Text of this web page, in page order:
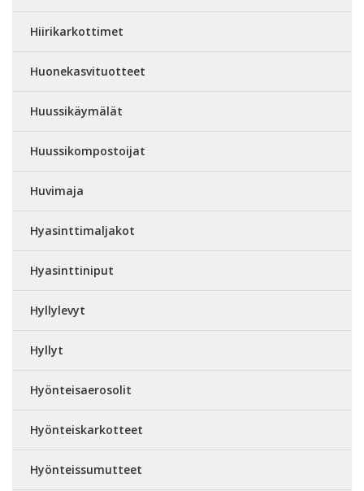
Hiirikarkottimet
Huonekasvituotteet
Huussikäymälät
Huussikompostoijat
Huvimaja
Hyasinttimaljakot
Hyasinttiniput
Hyllylevyt
Hyllyt
Hyönteisaerosolit
Hyönteiskarkotteet
Hyönteissumutteet